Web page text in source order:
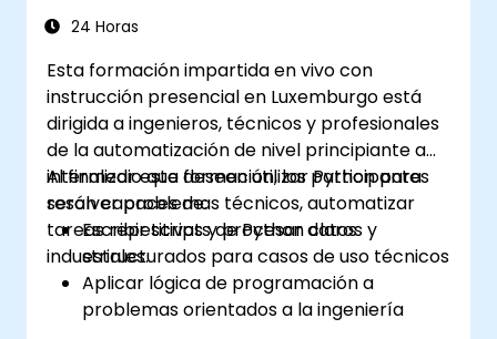
Software: Construir pipelines
suavemente entre Excel, archivos
financieros legados y SAP.
Gestionar Lógica Empresarial Compleja:
Implementar manejo de excepciones
basado en reglas para que los bots
puedan señalar anomalías para revisión
humana mientras procesan
transacciones estándar sin problemas.
24 Horas
Esta formación impartida en vivo con
instrucción presencial en Luxemburgo está
dirigida a ingenieros, técnicos y profesionales
de la automatización de nivel principiante a
intermedio que deseen utilizar Python para
resolver problemas técnicos, automatizar
tareas repetitivas y procesar datos
industriales.
Al finalizar esta formación, los participantes
serán capaces de:
Escribir scripts de Python claros y
estructurados para casos de uso técnicos
Aplicar lógica de programación a
problemas orientados a la ingeniería